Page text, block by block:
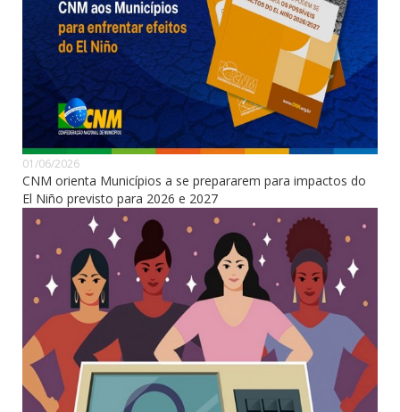
01/06/2026
CNM orienta Municípios a se prepararem para impactos do
El Niño previsto para 2026 e 2027